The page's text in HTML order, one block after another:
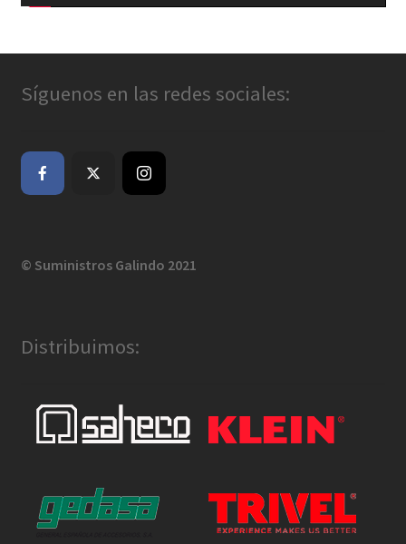
Síguenos en las redes sociales:
© Suministros Galindo 2021
Distribuimos: